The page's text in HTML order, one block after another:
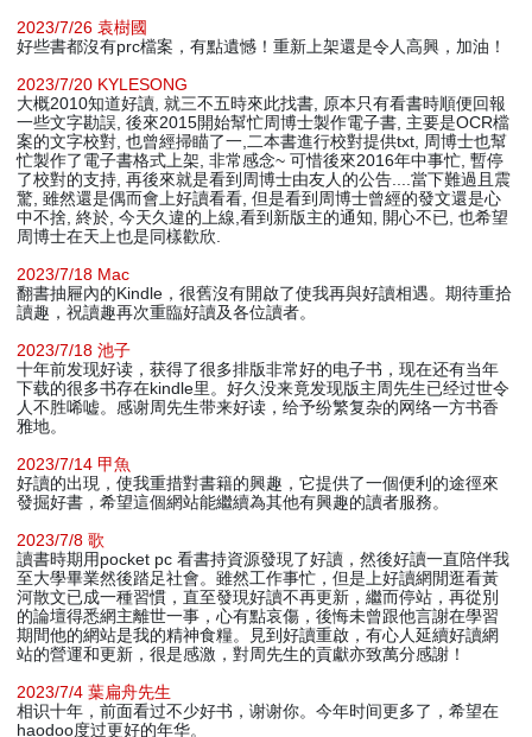
2023/7/26 袁樹國
好些書都沒有prc檔案，有點遺憾！重新上架還是令人高興，加油！
2023/7/20 KYLESONG
大概2010知道好讀, 就三不五時來此找書, 原本只有看書時順便回報
一些文字勘誤, 後來2015開始幫忙周博士製作電子書, 主要是OCR檔
案的文字校對, 也曾經掃瞄了一,二本書進行校對提供txt, 周博士也幫
忙製作了電子書格式上架, 非常感念~ 可惜後來2016年中事忙, 暫停
了校對的支持, 再後來就是看到周博士由友人的公告....當下難過且震
驚, 雖然還是偶而會上好讀看看, 但是看到周博士曾經的發文還是心
中不捨, 終於, 今天久違的上線,看到新版主的通知, 開心不已, 也希望
周博士在天上也是同樣歡欣.
2023/7/18 Mac
翻書抽屜內的Kindle，很舊沒有開啟了使我再與好讀相遇。期待重拾
讀趣，祝讀趣再次重臨好讀及各位讀者。
2023/7/18 池子
十年前发现好读，获得了很多排版非常好的电子书，现在还有当年
下载的很多书存在kindle里。好久没来竟发现版主周先生已经过世令
人不胜唏嘘。感谢周先生带来好读，给予纷繁复杂的网络一方书香
雅地。
2023/7/14 甲魚
好讀的出現，使我重措對書籍的興趣，它提供了一個便利的途徑來
發掘好書，希望這個網站能繼續為其他有興趣的讀者服務。
2023/7/8 歌
讀書時期用pocket pc 看書持資源發現了好讀，然後好讀一直陪伴我
至大學畢業然後踏足社會。雖然工作事忙，但是上好讀網閒逛看黃
河散文已成一種習慣，直至發現好讀不再更新，繼而停站，再從別
的論壇得悉網主離世一事，心有點哀傷，後悔未曾跟他言謝在學習
期間他的網站是我的精神食糧。見到好讀重啟，有心人延續好讀網
站的營運和更新，很是感激，對周先生的貢獻亦致萬分感謝！
2023/7/4 葉扁舟先生
相识十年，前面看过不少好书，谢谢你。今年时间更多了，希望在
haodoo度过更好的年华。